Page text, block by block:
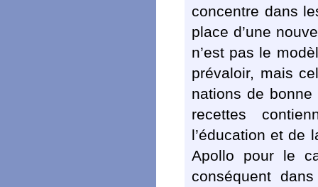
concentre dans
place d’une
n’est pas le
prévaloir, mais
nations de
recettes
l’éducation et de
Apollo pour le
conséquent